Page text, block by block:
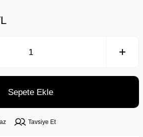
Sepete Ekle
Tavsiye Et